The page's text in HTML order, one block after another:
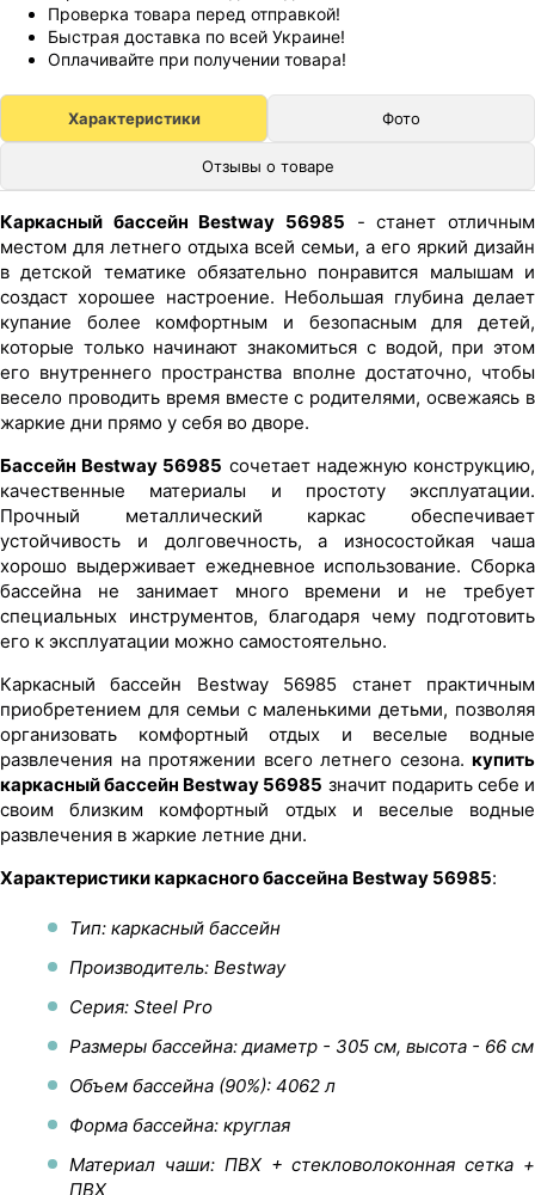
Проверка товара перед отправкой!
Быстрая доставка по всей Украине!
Оплачивайте при получении товара!
Характеристики Фото
Отзывы о товаре
Каркасный бассейн Bestway 56985 - станет отличным
местом для летнего отдыха всей семьи, а его яркий дизайн
в детской тематике обязательно понравится малышам и
создаст хорошее настроение. Небольшая глубина делает
купание более комфортным и безопасным для детей,
которые только начинают знакомиться с водой, при этом
его внутреннего пространства вполне достаточно, чтобы
весело проводить время вместе с родителями, освежаясь в
жаркие дни прямо у себя во дворе.
Бассейн Bestway 56985 сочетает надежную конструкцию,
качественные материалы и простоту эксплуатации.
Прочный металлический каркас обеспечивает
устойчивость и долговечность, а износостойкая чаша
хорошо выдерживает ежедневное использование. Сборка
бассейна не занимает много времени и не требует
специальных инструментов, благодаря чему подготовить
его к эксплуатации можно самостоятельно.
Каркасный бассейн Bestway 56985 станет практичным
приобретением для семьи с маленькими детьми, позволяя
организовать комфортный отдых и веселые водные
развлечения на протяжении всего летнего сезона. купить
каркасный бассейн Bestway 56985 значит подарить себе и
своим близким комфортный отдых и веселые водные
развлечения в жаркие летние дни.
Характеристики каркасного бассейна Bestway 56985:
Тип: каркасный бассейн
Производитель: Bestway
Серия: Steel Pro
Размеры бассейна: диаметр - 305 см, высота - 66 см
Объем бассейна (90%): 4062 л
Форма бассейна: круглая
Материал чаши: ПВХ + стекловолоконная сетка +
ПВХ